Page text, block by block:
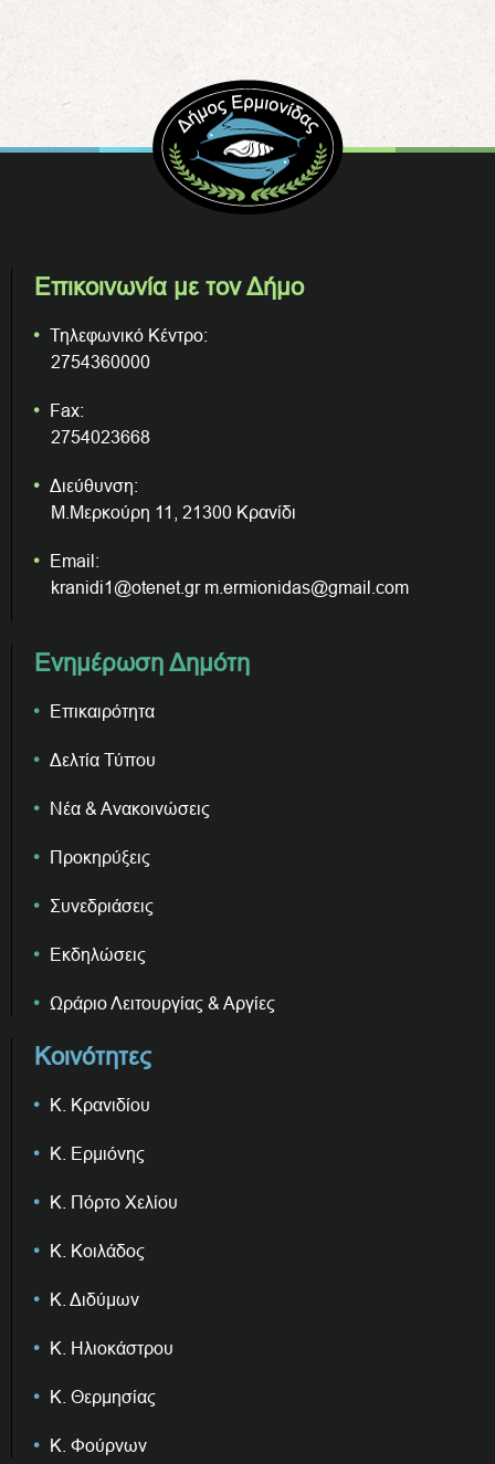
Επικοινωνία με τον Δήμο
Τηλεφωνικό Κέντρο:
2754360000
Fax:
2754023668
Διεύθυνση:
Μ.Μερκούρη 11, 21300 Κρανίδι
Email:
kranidi1@otenet.gr m.ermionidas@gmail.com
Ενημέρωση Δημότη
Επικαιρότητα
Δελτία Τύπου
Νέα & Ανακοινώσεις
Προκηρύξεις
Συνεδριάσεις
Εκδηλώσεις
Ωράριο Λειτουργίας & Αργίες
Κοινότητες
Κ. Κρανιδίου
Κ. Ερμιόνης
Κ. Πόρτο Χελίου
Κ. Κοιλάδος
Κ. Διδύμων
Κ. Ηλιοκάστρου
Κ. Θερμησίας
Κ. Φούρνων